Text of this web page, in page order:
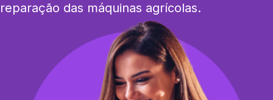
reparação das máquinas agrícolas.